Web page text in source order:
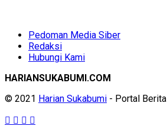
Pedoman Media Siber
Redaksi
Hubungi Kami
HARIANSUKABUMI.COM
© 2021 Harian Sukabumi - Portal Berita